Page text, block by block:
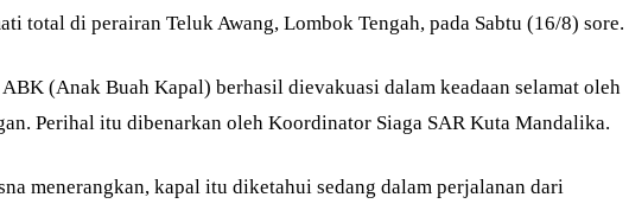
total di perairan Teluk Awang, Lombok Tengah, pada Sabtu (16/8) sore.
(Anak Buah Kapal) berhasil dievakuasi dalam keadaan selamat oleh
Perihal itu dibenarkan oleh Koordinator Siaga SAR Kuta Mandalika.
menerangkan, kapal itu diketahui sedang dalam perjalanan dari